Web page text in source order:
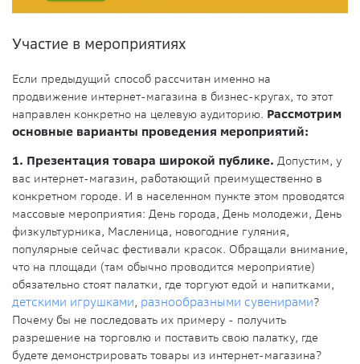
Участие в мероприятиях
Если предыдущий способ рассчитан именно на
продвижение интернет-магазина в бизнес-кругах, то этот
направлен конкретно на целевую аудиторию. Рассмотрим
основные варианты проведения мероприятий:
1. Презентация товара широкой публике. Допустим, у
вас интернет-магазин, работающий преимущественно в
конкретном городе. И в населенном пункте этом проводятся
массовые мероприятия: День города, День молодежи, День
физкультурника, Масленица, новогодние гуляния,
популярные сейчас фестивали красок. Обращали внимание,
что на площади (там обычно проводится мероприятие)
обязательно стоят палатки, где торгуют едой и напитками,
детскими игрушками, разнообразными сувенирами?
Почему бы не последовать их примеру - получить
разрешение на торговлю и поставить свою палатку, где
будете демонстрировать товары из интернет-магазина?